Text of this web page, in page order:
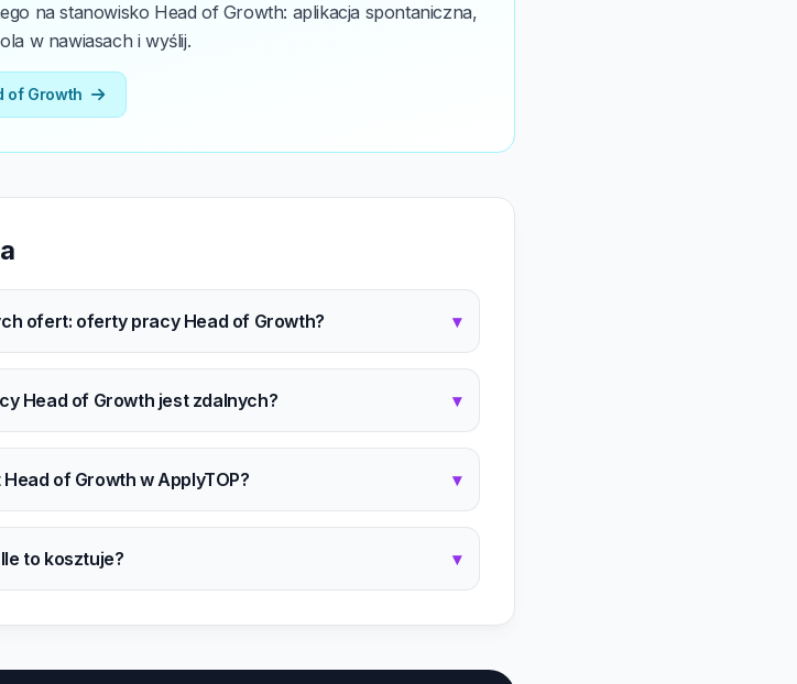
na stanowisko Head of Growth: aplikacja spontaniczna,
w nawiasach i wyślij.
of Growth
ofert: oferty pracy Head of Growth? ▾
Head of Growth jest zdalnych? ▾
Head of Growth w ApplyTOP? ▾
Ile to kosztuje? ▾